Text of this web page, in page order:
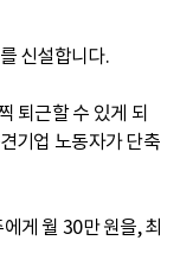
신설합니다.
퇴근할 수 있게 되
기업 노동자가 단축
게 월 30만 원을, 최